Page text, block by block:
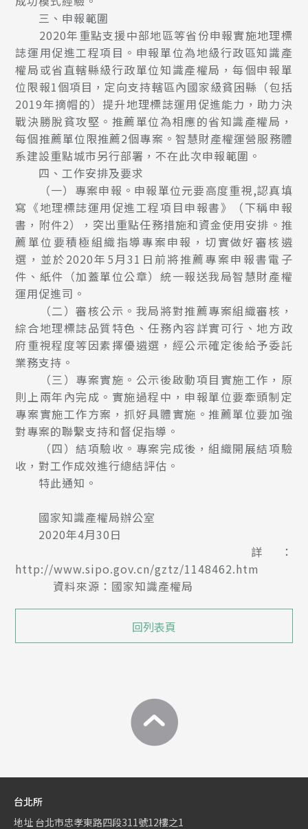
三、申報範圍
2020年重點支援中部地區等省份申報實施地理標
誌運用促進工程項目。申報單位為地級行政區知識產
權局或省直轄縣級行政單位知識產權局，每個申報單
位限報1個項目，定向支持轄區內國家級貧困縣（包括
2019年摘帽的）提升地理標誌運用促進能力，助力決
戰決勝脫貧攻堅。推薦單位為相應的省知識產權局，
每個推薦單位限推薦2個專案。智慧財產權運營服務體
系建設重點城市另行部署，不在此次申報範圍。
四、工作安排及要求
（一）專案申報。申報單位元要高度重視,認真填
寫《地理標誌運用促進工程項目申報書》（下稱申報
書，附件2），突出重點任務措施和資金使用安排。推
薦單位要積極組織指導專案申報，切實做好審核遴
選，並於2020年5月31日前將推薦專案申報書電子
件、紙件（加蓋單位公章）統一報送我局智慧財產權
運用促進司。
（二）審核公示。我局將對推薦專案組織審核，
綜合地理標誌品質特色、任務內容詳實可行、地方政
府重視程度等因素擇優遴選，經公示確定後給予委託
業務支持。
（三）專案實施。公示後啟動項目實施工作，原
則上兩年內完成。實施過程中，申報單位要牽頭制定
專案實施工作方案，抓好具體實施。推薦單位要加強
對專案的聯繫支持和督促指導。
（四）結項驗收。專案完成後，組織開展結項驗
收，對工作成效進行總結評估。
特此通知。
國家知識產權局辦公室
2020年4月30日
詳：
http://www.sipo.gov.cn/gztz/1148462.htm
資料來源：國家知識產權局
回列表頁
台北所
地址 台北市忠孝東路四段311號12樓之1